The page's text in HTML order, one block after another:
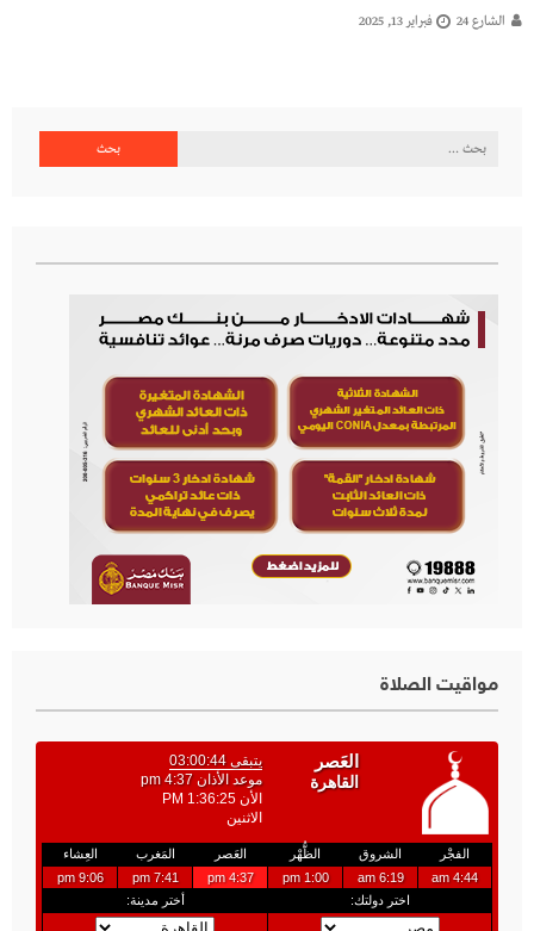
الشارع 24 فبراير 13, 2025
البحث
مواقيت الصلاة